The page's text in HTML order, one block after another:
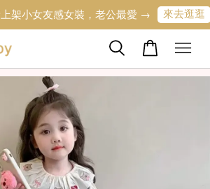
女友感女裝，老公最愛 → 來去逛逛 寶寶